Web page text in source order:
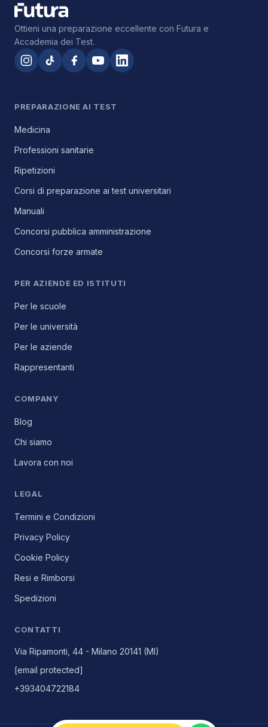
Ottieni una preparazione eccellente con Futura e
Accademia dei Test.
PREPARAZIONE AI TEST
Medicina
Professioni sanitarie
Ripetizioni
Corsi di preparazione ai test universitari
Manuali
Concorsi pubblica amministrazione
Concorsi forze armate
PER AZIENDE ED ISTITUTI
Per le scuole
Per le università
Per le aziende
Rappresentanti
COMPANY
Blog
Chi siamo
Lavora con noi
LEGAL
Termini e Condizioni
Privacy Policy
Cookie Policy
Resi e Rimborsi
Spedizioni
CONTATTI
Via Ripamonti, 44 - Milano 20141 (MI)
[email protected]
+393404722184